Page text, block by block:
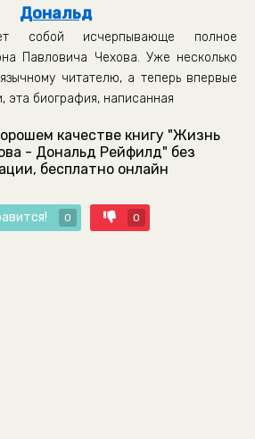
Дональд
собой исчерпывающе полное
Павловича Чехова. Уже несколько
читателю, а теперь впервые
эта биография, написанная
качестве книгу "Жизнь
- Дональд Рейфилд" без
бесплатно онлайн
0 0